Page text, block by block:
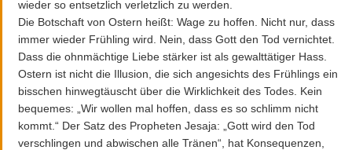
wieder so entsetzlich verletzlich zu werden.
Die Botschaft von Ostern heißt: Wage zu hoffen. Nicht nur, dass
immer wieder Frühling wird. Nein, dass Gott den Tod vernichtet.
Dass die ohnmächtige Liebe stärker ist als gewalttätiger Hass.
Ostern ist nicht die Illusion, die sich angesichts des Frühlings ein
bisschen hinwegtäuscht über die Wirklichkeit des Todes. Kein
bequemes: „Wir wollen mal hoffen, dass es so schlimm nicht
kommt.“ Der Satz des Propheten Jesaja: „Gott wird den Tod
verschlingen und abwischen alle Tränen“, hat Konsequenzen,